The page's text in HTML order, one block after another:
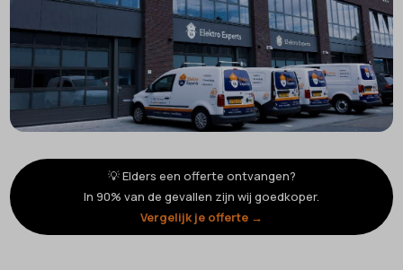
💡 Elders een offerte ontvangen?
In 90% van de gevallen zijn wij goedkoper.
Vergelijk je offerte →